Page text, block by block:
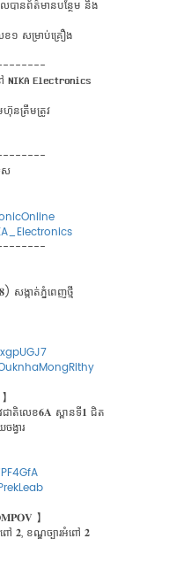
បានព័ត៌មានបន្ថែម និង
១ សម្រាប់គ្រឿង
𝐄𝐥𝐞𝐜𝐭𝐫𝐨𝐧𝐢𝐜𝐬
នត្រឹមត្រូវ
ស
សង្កាត់ភ្នំពេញថ្មី
ជាតិលេខ𝟔𝐀 ស្ពានទី𝟏 ជិត
ង្វារ
】
ៅ​ 𝟐, ខណ្ឌច្បារអំពៅ​ 𝟐